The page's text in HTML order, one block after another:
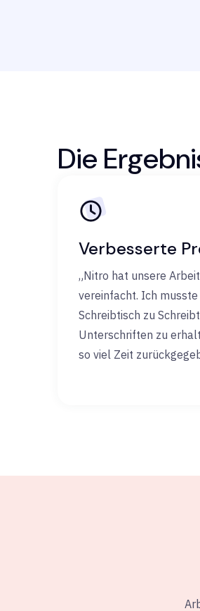
Die
Verbesserte
„Nitro hat unsere
vereinfacht. Ich
Schreibtisch zu
Unterschriften zu
so viel Zeit